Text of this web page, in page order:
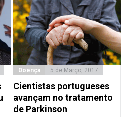
Doença 5 de Março, 2017
Cientistas portugueses
avançam no tratamento
de Parkinson